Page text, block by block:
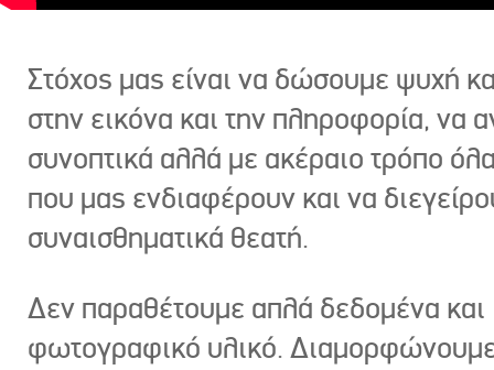
Στόχος μας είναι να δώσουμε ψυχή
στην εικόνα και την πληροφορία, να
συνοπτικά αλλά με ακέραιο τρόπο
που μας ενδιαφέρουν και να
συναισθηματικά θεατή.
Δεν παραθέτουμε απλά δεδομένα και
φωτογραφικό υλικό.